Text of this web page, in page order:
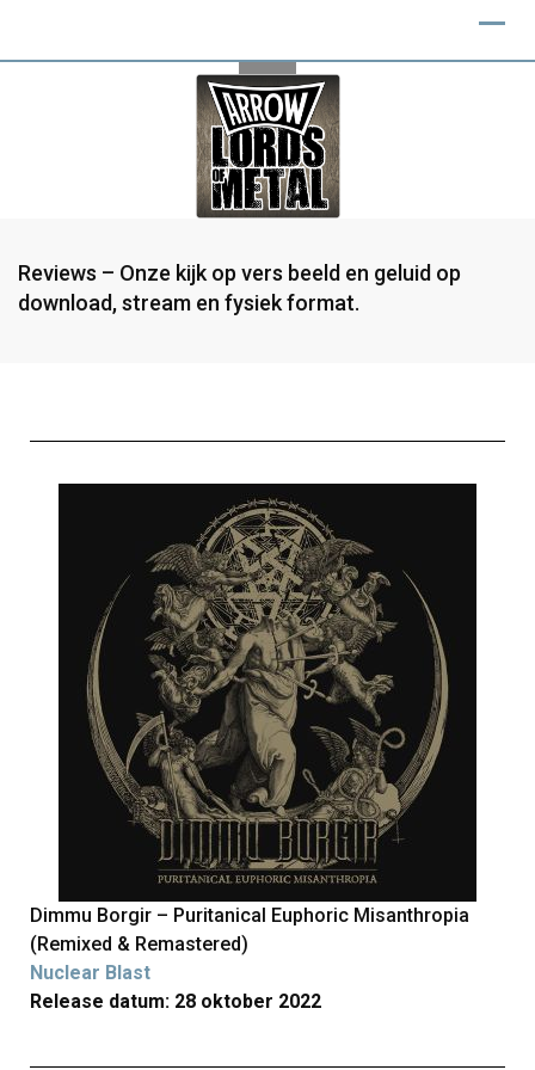
Reviews – Onze kijk op vers beeld en geluid op
download, stream en fysiek format.
Dimmu Borgir – Puritanical Euphoric Misanthropia
(Remixed & Remastered)
Nuclear Blast
Release datum: 28 oktober 2022